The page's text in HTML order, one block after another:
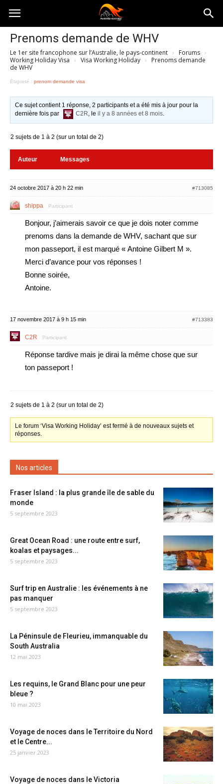
Australia-
australie.com
Prenoms demande de WHV
Le 1er site francophone sur l’Australie, le pays-continent › Forums ›
Working Holiday Visa › Visa Working Holiday ›
Prenoms demande
de WHV
Étiqueté : prenom demande visa
Ce sujet contient 1 réponse, 2 participants et a été mis à jour pour la
dernière fois par
C2R, leil y a 8 années et 8 mois.
2 sujets de 1 à 2 (sur un total de 2)
Auteur Messages
24 octobre 2017 à 20 h 22 min #713085
shippa Participant
Bonjour, j’aimerais savoir ce que je dois noter comme
prenoms dans la demande de WHV, sachant que sur
mon passeport, il est marqué « Antoine Gilbert M ».
Merci d’avance pour vos réponses !
Bonne soirée,
Antoine.
17 novembre 2017 à 9 h 15 min #713383
C2R Participant
Réponse tardive mais je dirai la même chose que sur
ton passeport !
2 sujets de 1 à 2 (sur un total de 2)
Le forum ‘Visa Working Holiday’ est fermé à de nouveaux sujets et
réponses.
Nos articles
Fraser Island : la plus grande île de sable du
monde
5 septembre 2023
Great Ocean Road : une route entre surf,
koalas et paysages...
5 septembre 2023
Surf trip en Australie : les événements à ne
pas manquer
5 septembre 2023
La Péninsule de Fleurieu, immanquable du
South Australia
12 mai 2023
Les requins, le Grand Blanc pour une peur
bleue ?
10 mai 2023
Voyage de noces dans le Territoire du Nord
et le Centre...
25 janvier 2023
Voyage de noces dans le Victoria